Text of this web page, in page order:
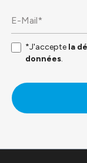
*J'accepte la
données.